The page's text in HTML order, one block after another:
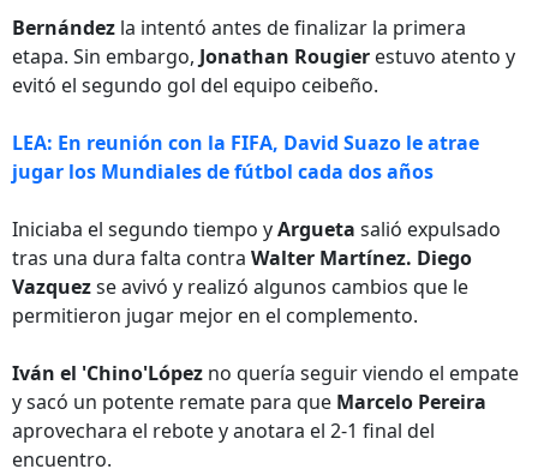
Bernández la intentó antes de finalizar la primera
etapa. Sin embargo, Jonathan Rougier estuvo atento y
evitó el segundo gol del equipo ceibeño.
LEA: En reunión con la FIFA, David Suazo le atrae
jugar los Mundiales de fútbol cada dos años
Iniciaba el segundo tiempo yArgueta salió expulsado
tras una dura falta contra Walter Martínez. Diego
Vazquezse avivó y realizó algunos cambios que le
permitieron jugar mejor en el complemento.
Iván el 'Chino'López no quería seguir viendo el empate
y sacó un potente remate para que Marcelo Pereira
aprovechara el rebote y anotara el 2-1 final del
encuentro.